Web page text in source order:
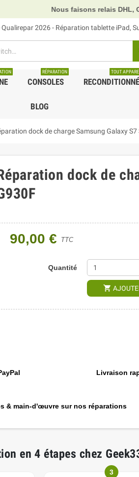
Nous faisons relais DHL, GLS et UPS.
2026 - Réparation tablette iPad,
CONSOLES
RÉPARATION
RECONDITIONNÉ
TOUT
BLOG
dock de charge Samsung Galaxy S7
dock de
90,00 € TTC
Quantité
shopping_cart
Livraison
& main-d'œuvre sur nos réparations
en 4 étapes chez
3